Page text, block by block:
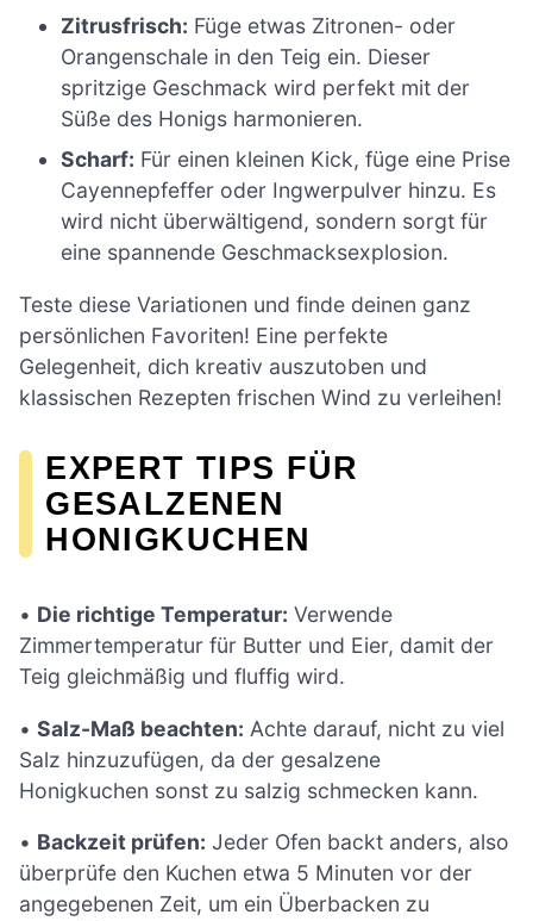
Zitrusfrisch: Füge etwas Zitronen- oder
Orangenschale in den Teig ein. Dieser
spritzige Geschmack wird perfekt mit der
Süße des Honigs harmonieren.
Scharf: Für einen kleinen Kick, füge eine Prise
Cayennepfeffer oder Ingwerpulver hinzu. Es
wird nicht überwältigend, sondern sorgt für
eine spannende Geschmacksexplosion.
Teste diese Variationen und finde deinen ganz
persönlichen Favoriten! Eine perfekte
Gelegenheit, dich kreativ auszutoben und
klassischen Rezepten frischen Wind zu verleihen!
EXPERT TIPS FÜR
GESALZENEN
HONIGKUCHEN
• Die richtige Temperatur: Verwende
Zimmertemperatur für Butter und Eier, damit der
Teig gleichmäßig und fluffig wird.
• Salz-Maß beachten: Achte darauf, nicht zu viel
Salz hinzuzufügen, da der gesalzene
Honigkuchen sonst zu salzig schmecken kann.
• Backzeit prüfen: Jeder Ofen backt anders, also
überprüfe den Kuchen etwa 5 Minuten vor der
angegebenen Zeit, um ein Überbacken zu